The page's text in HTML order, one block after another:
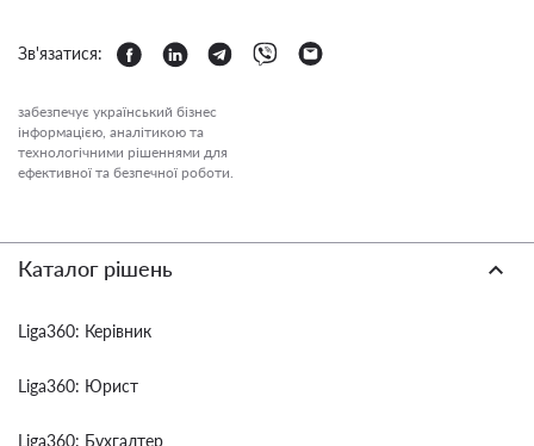
Зв'язатися:
забезпечує український бізнес
інформацією, аналітикою та
технологічними рішеннями для
ефективної та безпечної роботи.
Каталог рішень
Liga360: Керівник
Liga360: Юрист
Liga360: Бухгалтер